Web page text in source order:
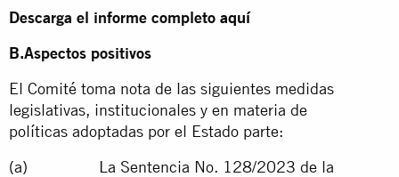
Descarga el informe completo aquí
B.Aspectos positivos
El Comité toma nota de las siguientes medidas
legislativas, institucionales y en materia de
políticas adoptadas por el Estado parte:
(a) La Sentencia No. 128/2023 de la